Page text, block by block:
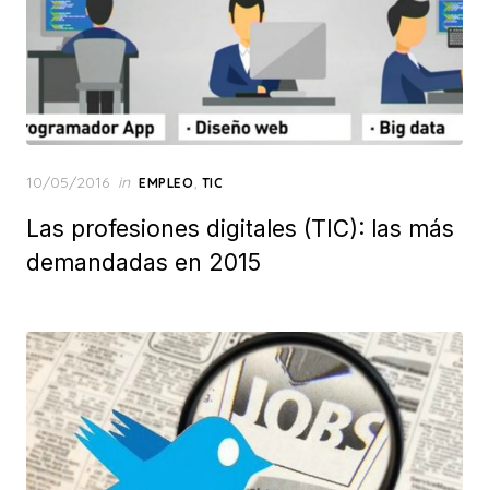
Posted
10/05/2016 in EMPLEO, TIC
Las profesiones digitales (TIC): las más
demandadas en 2015